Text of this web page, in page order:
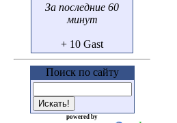
За последние 60
минут
+ 10 Gast
Поиск по сайту
powered by